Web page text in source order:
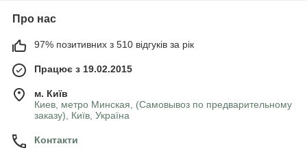
Про нас
97% позитивних з 510 відгуків за рік
Працює з 19.02.2015
м. Київ
Киев, метро Минская, (Самовывоз по предварительному
заказу), Київ, Україна
Контакти